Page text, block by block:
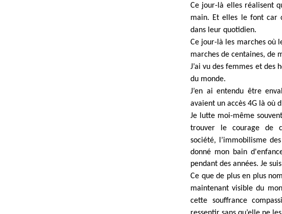
Ce jour-là elles réalisent
main. Et elles le font car
dans leur quotidien.
Ce jour-là les marches où
marches de centaines, de
J’ai vu des femmes et des
du monde.
J’en ai entendu être
avaient un accès 4G là où
Je lutte moi-même
trouver le courage de
société, l’immobilisme
donné mon bain
pendant des années. Je
Ce que de plus en plus
maintenant visible du
cette souffrance